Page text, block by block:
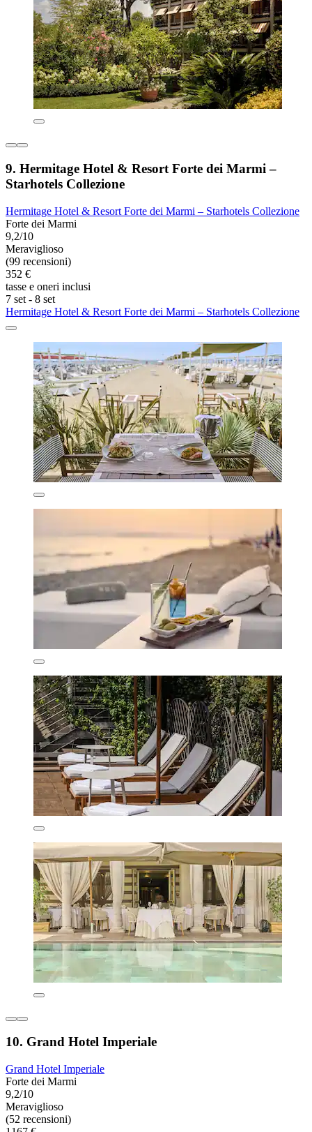
9. Hermitage Hotel & Resort Forte dei Marmi –
Starhotels Collezione
Hermitage Hotel & Resort Forte dei Marmi – Starhotels Collezione
Forte dei Marmi
9,2/10
Meraviglioso
(99 recensioni)
352 €
tasse e oneri inclusi
7 set - 8 set
Hermitage Hotel & Resort Forte dei Marmi – Starhotels Collezione
10. Grand Hotel Imperiale
Grand Hotel Imperiale
Forte dei Marmi
9,2/10
Meraviglioso
(52 recensioni)